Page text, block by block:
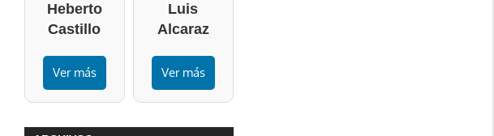
Heberto
Castillo
Ver más
Luis
Alcaraz
Ver más